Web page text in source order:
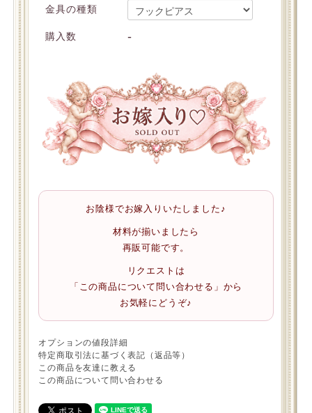
金具の種類
購入数 -
お陰様でお嫁入りいたしました♪
材料が揃いましたら
再販可能です。
リクエストは
「この商品について問い合わせる」から
お気軽にどうぞ♪
オプションの値段詳細
特定商取引法に基づく表記（返品等）
この商品を友達に教える
この商品について問い合わせる